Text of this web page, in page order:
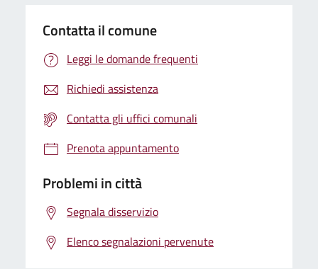
Contatta il comune
Leggi le domande frequenti
Richiedi assistenza
Contatta gli uffici comunali
Prenota appuntamento
Problemi in città
Segnala disservizio
Elenco segnalazioni pervenute